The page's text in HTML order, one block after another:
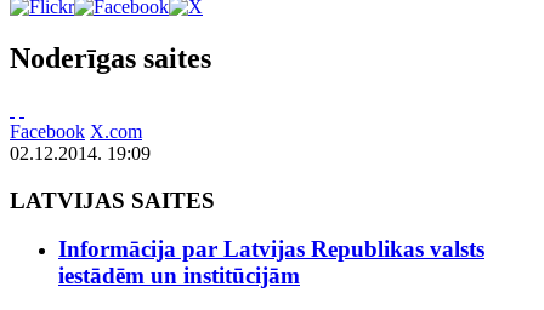
Noderīgas saites
Facebook X.com
02.12.2014. 19:09
LATVIJAS SAITES
Informācija par Latvijas Republikas valsts
iestādēm un institūcijām